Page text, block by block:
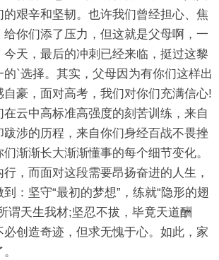
艰辛和坚韧。也许我们曾经担心、焦
给你们添了压力，但这就是父母啊，一
天，最后的冲刺已经来临，挺过这黎
`选择。其实，父母因为有你们这样出
豪，面对高考，我们对你们充满信心!
云中高标准高强度的刻苦训练，来自
涉的历程，来自你们身经百战不畏挫
渐渐长大渐渐懂事的每个细节变化。
，而面对这段需要昂扬奋进的人生，
：坚守“最初的梦想”，练就“隐形的翅
谓天生我材;坚忍不拔，毕竟天道酬
创造奇迹，但求无愧于心。如此，家